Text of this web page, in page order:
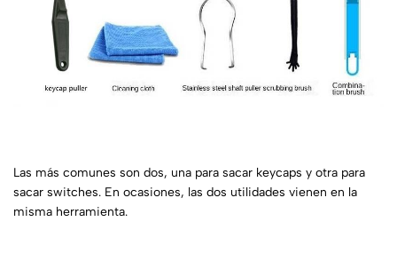
Las más comunes son dos, una para sacar keycaps y otra para
sacar switches. En ocasiones, las dos utilidades vienen en la
misma herramienta.